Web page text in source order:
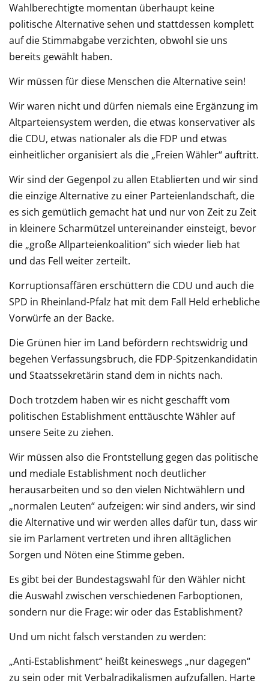
Wahlberechtigte momentan überhaupt keine
politische Alternative sehen und stattdessen komplett
auf die Stimmabgabe verzichten, obwohl sie uns
bereits gewählt haben.
Wir müssen für diese Menschen die Alternative sein!
Wir waren nicht und dürfen niemals eine Ergänzung im
Altparteiensystem werden, die etwas konservativer als
die CDU, etwas nationaler als die FDP und etwas
einheitlicher organisiert als die „Freien Wähler“ auftritt.
Wir sind der Gegenpol zu allen Etablierten und wir sind
die einzige Alternative zu einer Parteienlandschaft, die
es sich gemütlich gemacht hat und nur von Zeit zu Zeit
in kleinere Scharmützel untereinander einsteigt, bevor
die „große Allparteienkoalition“ sich wieder lieb hat
und das Fell weiter zerteilt.
Korruptionsaffären erschüttern die CDU und auch die
SPD in Rheinland-Pfalz hat mit dem Fall Held erhebliche
Vorwürfe an der Backe.
Die Grünen hier im Land befördern rechtswidrig und
begehen Verfassungsbruch, die FDP-Spitzenkandidatin
und Staatssekretärin stand dem in nichts nach.
Doch trotzdem haben wir es nicht geschafft vom
politischen Establishment enttäuschte Wähler auf
unsere Seite zu ziehen.
Wir müssen also die Frontstellung gegen das politische
und mediale Establishment noch deutlicher
herausarbeiten und so den vielen Nichtwählern und
„normalen Leuten“ aufzeigen: wir sind anders, wir sind
die Alternative und wir werden alles dafür tun, dass wir
sie im Parlament vertreten und ihren alltäglichen
Sorgen und Nöten eine Stimme geben.
Es gibt bei der Bundestagswahl für den Wähler nicht
die Auswahl zwischen verschiedenen Farboptionen,
sondern nur die Frage: wir oder das Establishment?
Und um nicht falsch verstanden zu werden:
„Anti-Establishment“ heißt keineswegs „nur dagegen“
zu sein oder mit Verbalradikalismen aufzufallen. Harte